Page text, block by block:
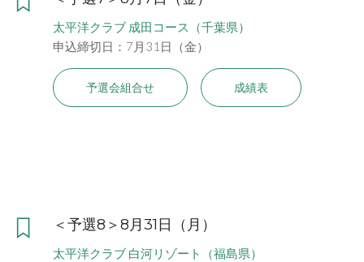
太平洋クラブ 成田コース（千葉県）
申込締切日：7月31日（金）
予選会組合せ 成績表
＜予選8＞8月31日（月）
太平洋クラブ 白河リゾート（福島県）